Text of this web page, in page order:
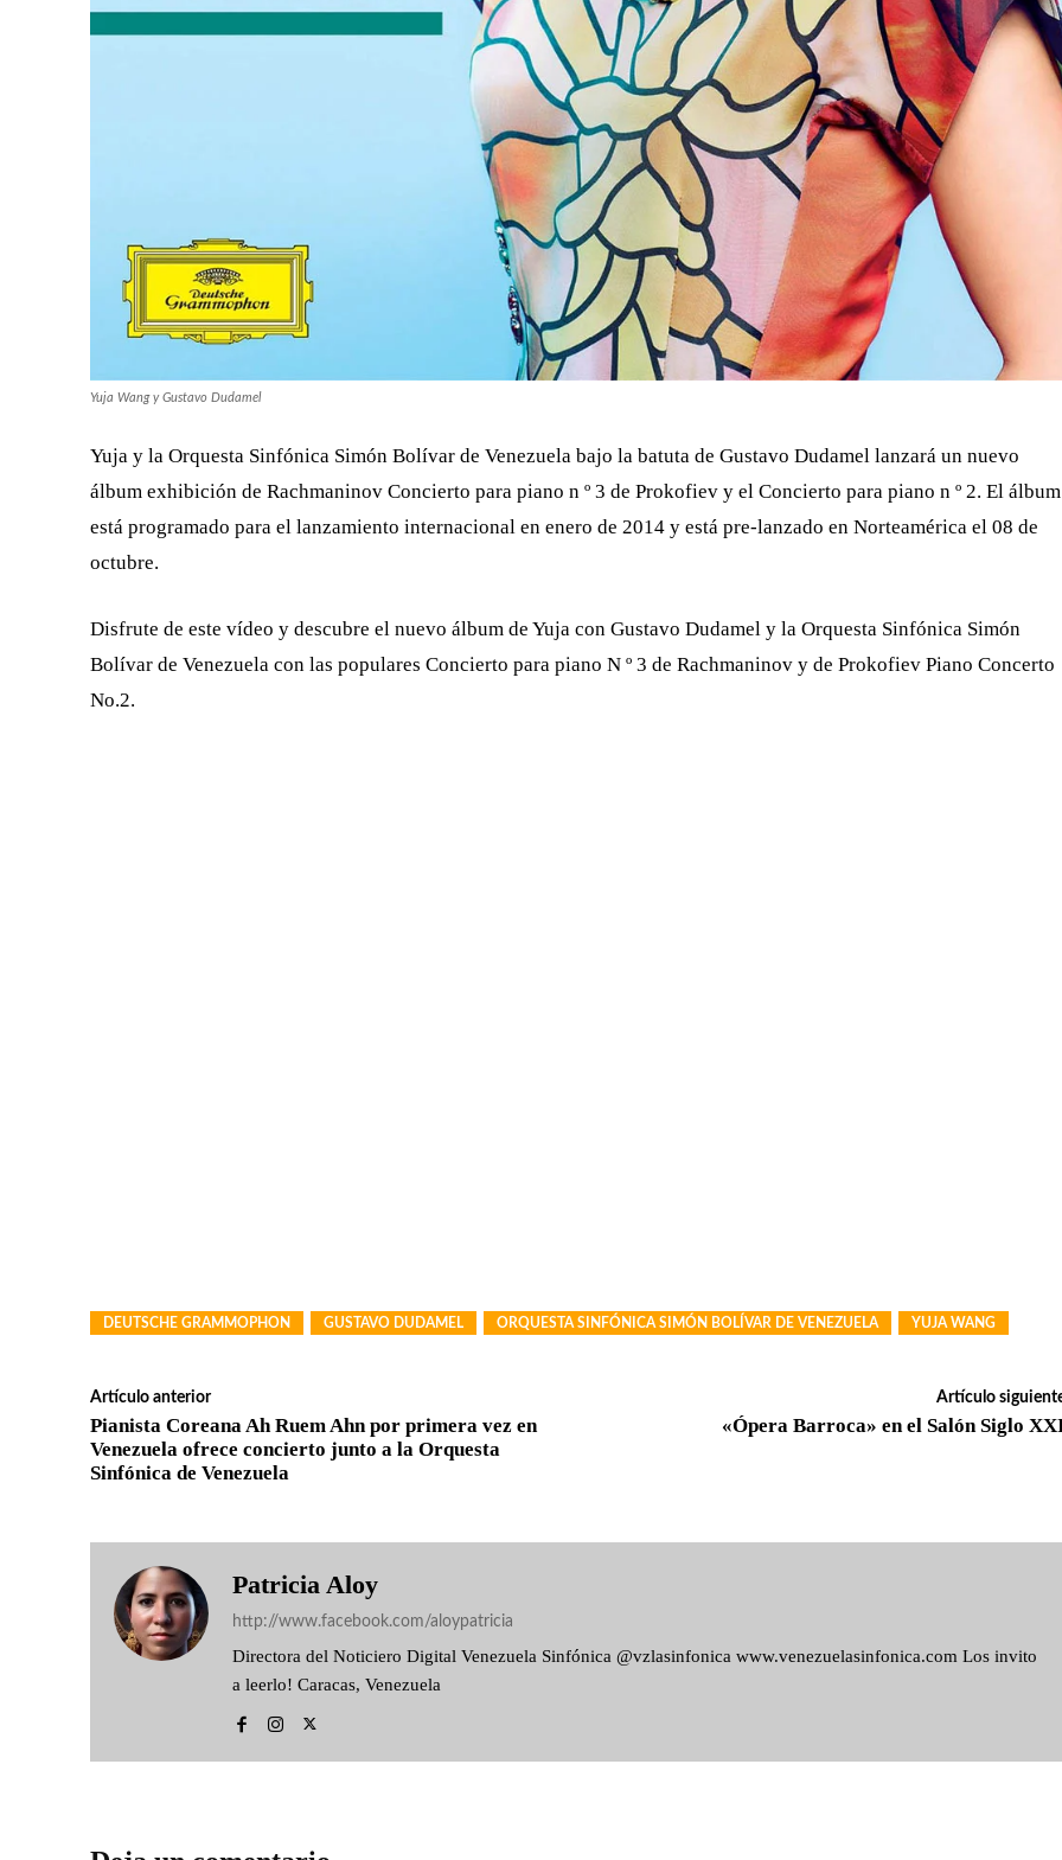
Yuja Wang y Gustavo Dudamel
Yuja y la Orquesta Sinfónica Simón Bolívar de Venezuela bajo la batuta de Gustavo Dudamel lanzará un nuevo
álbum exhibición de Rachmaninov Concierto para piano n º 3 de Prokofiev y el Concierto para piano n º 2. El álbum
está programado para el lanzamiento internacional en enero de 2014 y está pre-lanzado en Norteamérica el 08 de
octubre.
Disfrute de este vídeo y descubre el nuevo álbum de Yuja con Gustavo Dudamel y la Orquesta Sinfónica Simón
Bolívar de Venezuela con las populares Concierto para piano N º 3 de Rachmaninov y de Prokofiev Piano Concerto
No.2.
DEUTSCHE GRAMMOPHON GUSTAVO DUDAMEL ORQUESTA SINFÓNICA SIMÓN BOLÍVAR DE VENEZUELA YUJA WANG
Artículo anterior
Pianista Coreana Ah Ruem Ahn por primera vez en
Venezuela ofrece concierto junto a la Orquesta
Sinfónica de Venezuela
Artículo
«Ópera Barroca» en el Salón Siglo
Patricia Aloy
http://www.facebook.com/aloypatricia
Directora del Noticiero Digital Venezuela Sinfónica @vzlasinfonica www.venezuelasinfonica.com Los invito
a leerlo! Caracas, Venezuela